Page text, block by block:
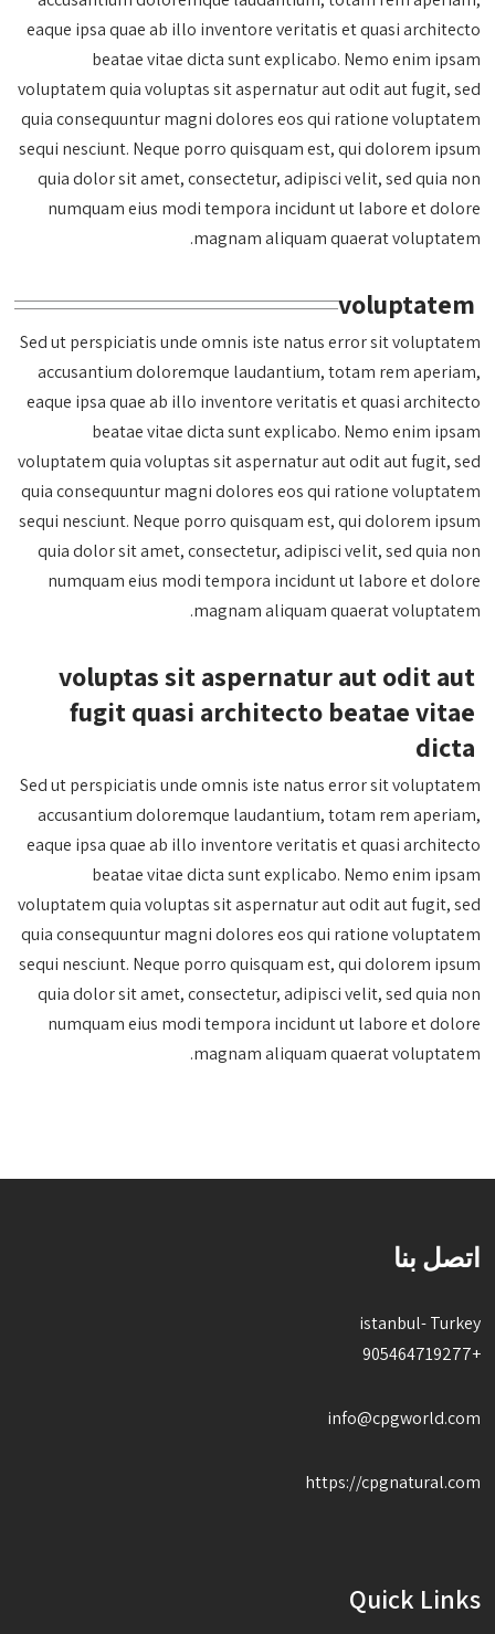
eaque ipsa quae ab illo inventore veritatis et quasi architecto
beatae vitae dicta sunt explicabo. Nemo enim ipsam
voluptatem quia voluptas sit aspernatur aut odit aut fugit, sed
quia consequuntur magni dolores eos qui ratione voluptatem
sequi nesciunt. Neque porro quisquam est, qui dolorem ipsum
quia dolor sit amet, consectetur, adipisci velit, sed quia non
numquam eius modi tempora incidunt ut labore et dolore
magnam aliquam quaerat voluptatem.
voluptatem
Sed ut perspiciatis unde omnis iste natus error sit voluptatem
accusantium doloremque laudantium, totam rem aperiam,
eaque ipsa quae ab illo inventore veritatis et quasi architecto
beatae vitae dicta sunt explicabo. Nemo enim ipsam
voluptatem quia voluptas sit aspernatur aut odit aut fugit, sed
quia consequuntur magni dolores eos qui ratione voluptatem
sequi nesciunt. Neque porro quisquam est, qui dolorem ipsum
quia dolor sit amet, consectetur, adipisci velit, sed quia non
numquam eius modi tempora incidunt ut labore et dolore
magnam aliquam quaerat voluptatem.
voluptas sit aspernatur aut odit aut
fugit quasi architecto beatae vitae
dicta
Sed ut perspiciatis unde omnis iste natus error sit voluptatem
accusantium doloremque laudantium, totam rem aperiam,
eaque ipsa quae ab illo inventore veritatis et quasi architecto
beatae vitae dicta sunt explicabo. Nemo enim ipsam
voluptatem quia voluptas sit aspernatur aut odit aut fugit, sed
quia consequuntur magni dolores eos qui ratione voluptatem
sequi nesciunt. Neque porro quisquam est, qui dolorem ipsum
quia dolor sit amet, consectetur, adipisci velit, sed quia non
numquam eius modi tempora incidunt ut labore et dolore
magnam aliquam quaerat voluptatem.
اتصل بنا
istanbul- Turkey
+905464719277
info@cpgworld.com
https://cpgnatural.com
Quick Links